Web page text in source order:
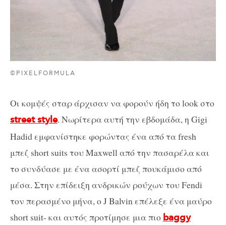
©PIXELFORMULA
Οι κομψές σταρ άρχισαν να φορούν ήδη το look στο
street style. Νωρίτερα αυτή την εβδομάδα, η Gigi
Hadid εμφανίστηκε φορώντας ένα από τα fresh
μπεζ short suits του Maxwell από την πασαρέλα και
το συνδύασε με ένα ασορτί μπεζ πουκάμισο από
μέσα. Στην επίδειξη ανδρικών ρούχων του Fendi
τον περασμένο μήνα, ο J Balvin επέλεξε ένα μαύρο
short suit- και αυτός προτίμησε μια πιο baggy